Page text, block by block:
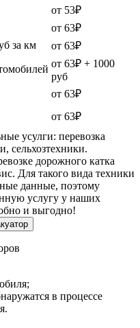
от 53₽
от 63₽
за км
от 63₽
от 63₽ + 1000
руб
от 63₽
от 63₽
усулги: перевозка
сельхозтехники.
дорожного катка
Для такого вида техники
данные, поэтому
услугу у наших
и выгодно!
в процессе